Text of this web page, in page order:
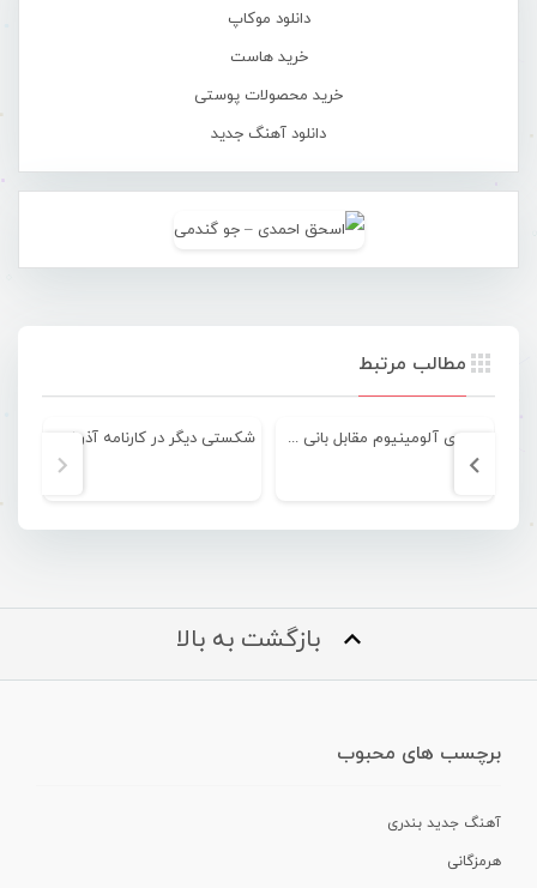
دانلود موکاپ
خرید هاست
خرید محصولات پوستی
دانلود آهنگ جدید
مطالب مرتبط
پیروزی آلومینیوم مقابل بانی گستر در دربی هرمزگان
بازگشت به بالا
برچسب های محبوب
آهنگ جدید بندری
هرمزگانی